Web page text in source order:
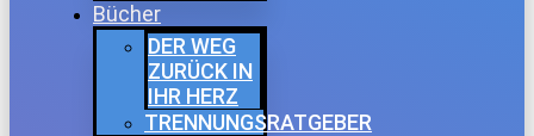
Bücher
DER WEG
ZURÜCK IN
IHR HERZ
TRENNUNGSRATGEBER